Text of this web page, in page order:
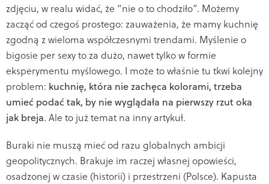
zdjęciu, w realu widać, że “nie o to chodziło”. Możemy
zacząć od czegoś prostego: zauważenia, że mamy kuchnię
zgodną z wieloma współczesnymi trendami. Myślenie o
bigosie per sexy to za dużo, nawet tylko w formie
eksperymentu myślowego. I może to właśnie tu tkwi kolejny
problem: kuchnię, która nie zachęca kolorami, trzeba
umieć podać tak, by nie wyglądała na pierwszy rzut oka
jak breja. Ale to już temat na inny artykuł.
Buraki nie muszą mieć od razu globalnych ambicji
geopolitycznych. Brakuje im raczej własnej opowieści,
osadzonej w czasie (historii) i przestrzeni (Polsce). Kapusta